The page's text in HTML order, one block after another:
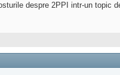
despre 2PPI intr-un